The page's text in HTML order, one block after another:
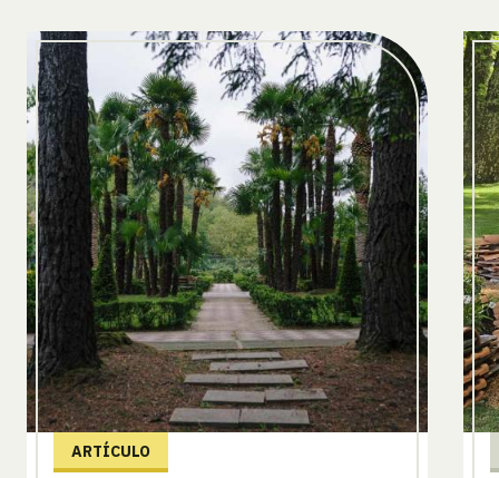
ARTÍCULO